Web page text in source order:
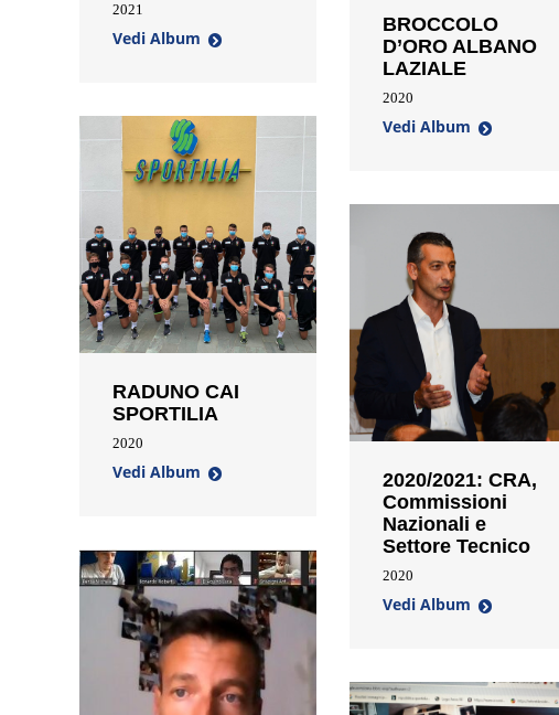
2021
Vedi Album
BROCCOLO
D’ORO ALBANO
LAZIALE
2020
Vedi Album
RADUNO CAI
SPORTILIA
2020
Vedi Album
2020/2021: CRA,
Commissioni
Nazionali e
Settore Tecnico
2020
Vedi Album